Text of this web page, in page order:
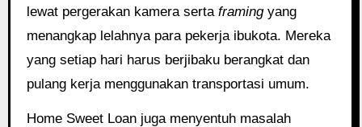
lewat pergerakan kamera sertaframingyang
menangkap lelahnya para pekerja ibukota. Mereka
yang setiap hari harus berjibaku berangkat dan
pulang kerja menggunakan transportasi umum.
Home Sweet Loan juga menyentuh masalah